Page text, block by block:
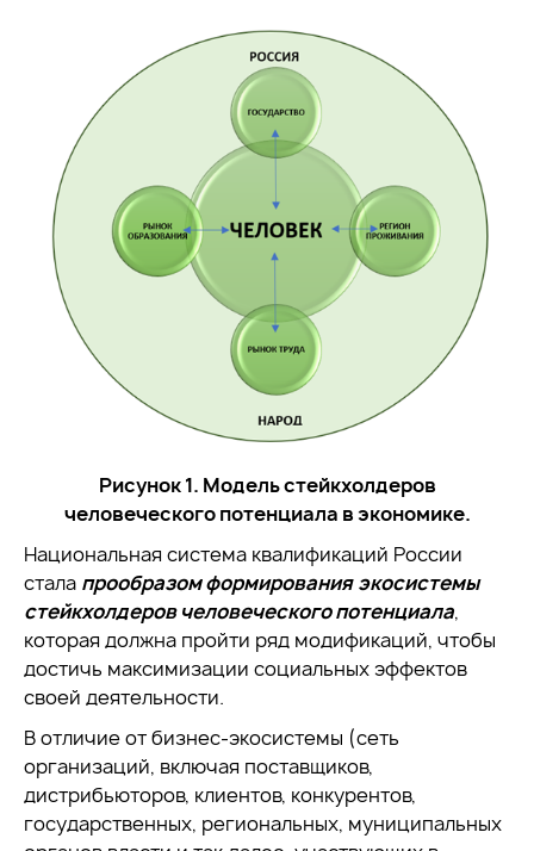
Рисунок 1. Модель стейкхолдеров
человеческого потенциала в экономике.
Национальная система квалификаций России
стала прообразом формирования экосистемы
стейкхолдеров человеческого потенциала,
которая должна пройти ряд модификаций, чтобы
достичь максимизации социальных эффектов
своей деятельности.
В отличие от бизнес-экосистемы (сеть
организаций, включая поставщиков,
дистрибьюторов, клиентов, конкурентов,
государственных, региональных, муниципальных